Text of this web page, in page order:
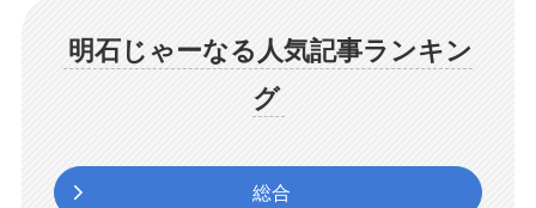
明石じゃーなる人気記事ランキン
グ
総合